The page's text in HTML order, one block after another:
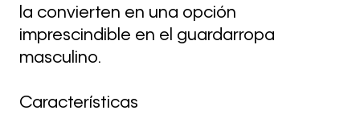
la convierten en una opción
imprescindible en el guardarropa
masculino.
Características